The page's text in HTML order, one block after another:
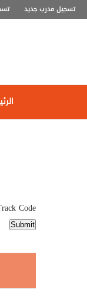
تسجيل مدرب جديد
Code
Submit